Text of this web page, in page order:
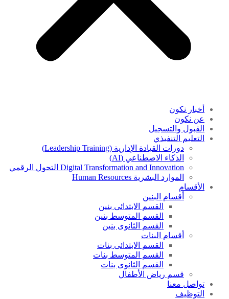
أخبار نكون
عن نكون
القبول والتسجيل
التعليم التنفيذي
دورات القيادة الإدارية (Leadership Training)
الذكاء الاصطناعي (AI)
Digital Transformation and Innovation التحول الرقمي
الموارد البشرية Human Resources
الأقسام
أقسام البنين
القسم الابتدائى بنين
القسم المتوسط بنين
القسم الثانوى بنين
أقسام البنات
القسم الابتدائى بنات
القسم المتوسط بنات
القسم الثانوى بنات
قسم رياض الأطفال
تواصل معنا
التوظيف